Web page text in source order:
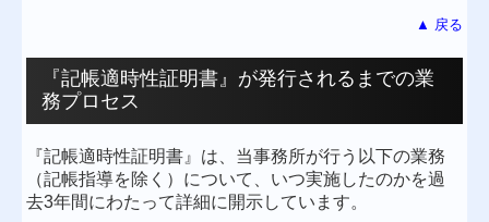
▲ 戻る
『記帳適時性証明書』が発行されるまでの業
務プロセス
『記帳適時性証明書』は、当事務所が行う以下の業務
（記帳指導を除く）について、いつ実施したのかを過
去3年間にわたって詳細に開示しています。